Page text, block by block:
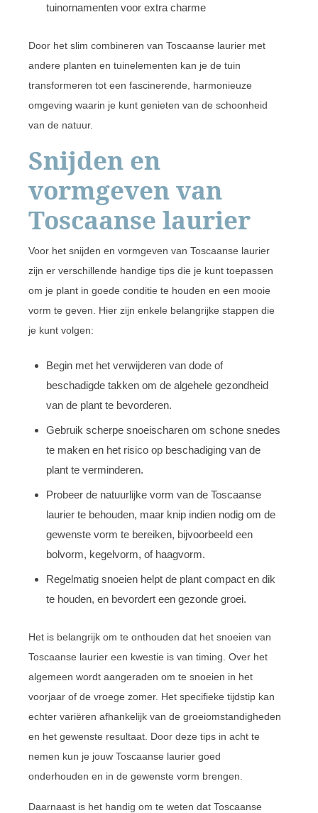
tuinornamenten voor extra charme
Door het slim combineren van Toscaanse laurier met
andere planten en tuinelementen kan je de tuin
transformeren tot een fascinerende, harmonieuze
omgeving waarin je kunt genieten van de schoonheid
van de natuur.
Snijden en
vormgeven van
Toscaanse laurier
Voor het snijden en vormgeven van Toscaanse laurier
zijn er verschillende handige tips die je kunt toepassen
om je plant in goede conditie te houden en een mooie
vorm te geven. Hier zijn enkele belangrijke stappen die
je kunt volgen:
Begin met het verwijderen van dode of
beschadigde takken om de algehele gezondheid
van de plant te bevorderen.
Gebruik scherpe snoeischaren om schone snedes
te maken en het risico op beschadiging van de
plant te verminderen.
Probeer de natuurlijke vorm van de Toscaanse
laurier te behouden, maar knip indien nodig om de
gewenste vorm te bereiken, bijvoorbeeld een
bolvorm, kegelvorm, of haagvorm.
Regelmatig snoeien helpt de plant compact en dik
te houden, en bevordert een gezonde groei.
Het is belangrijk om te onthouden dat het snoeien van
Toscaanse laurier een kwestie is van timing. Over het
algemeen wordt aangeraden om te snoeien in het
voorjaar of de vroege zomer. Het specifieke tijdstip kan
echter variëren afhankelijk van de groeiomstandigheden
en het gewenste resultaat. Door deze tips in acht te
nemen kun je jouw Toscaanse laurier goed
onderhouden en in de gewenste vorm brengen.
Daarnaast is het handig om te weten dat Toscaanse